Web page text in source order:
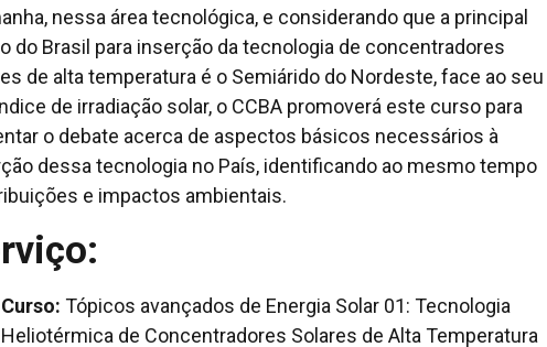
nessa área tecnológica, e considerando que a principal
do Brasil para inserção da tecnologia de concentradores
de alta temperatura é o Semiárido do Nordeste, face ao seu
de irradiação solar, o CCBA promoverá este curso para
o debate acerca de aspectos básicos necessários à
dessa tecnologia no País, identificando ao mesmo tempo
e impactos ambientais.
Curso: Tópicos avançados de Energia Solar 01: Tecnologia
Heliotérmica de Concentradores Solares de Alta Temperatura